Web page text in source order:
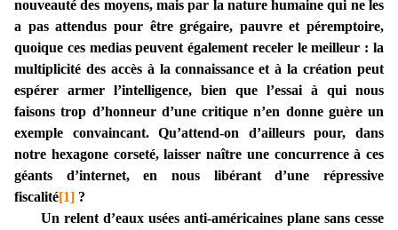
nouveauté des moyens, mais par la nature humaine qui ne les
a pas attendus pour être grégaire, pauvre et péremptoire,
quoique ces medias peuvent également receler le meilleur : la
multiplicité des accès à la connaissance et à la création peut
espérer armer l’intelligence, bien que l’essai à qui nous
faisons trop d’honneur d’une critique n’en donne guère un
exemple convaincant. Qu’attend-on d’ailleurs pour, dans
notre hexagone corseté, laisser naître une concurrence à ces
géants d’internet, en nous libérant d’une répressive
fiscalité[1] ?
Un relent d’eaux usées anti-américaines plane sans cesse